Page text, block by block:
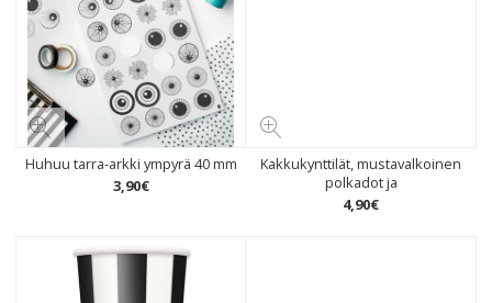
Huhuu tarra-arkki ympyrä 40 mm
3,90€
Kakkukynttilät, mustavalkoinen
polkadot ja
4,90€